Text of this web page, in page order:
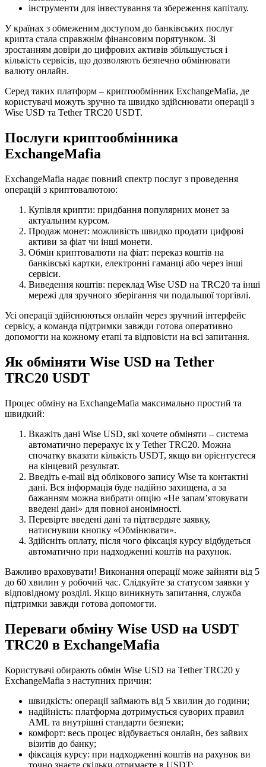
інструменти для інвестування та збереження капіталу.
У країнах з обмеженим доступом до банківських послуг
крипта стала справжнім фінансовим порятунком. Зі
зростанням довіри до цифрових активів збільшується і
кількість сервісів, що дозволяють безпечно обмінювати
валюту онлайн.
Серед таких платформ – криптообмінник ExchangeMafia, де
користувачі можуть зручно та швидко здійснювати операції з
Wise USD та Tether TRC20 USDT.
Послуги криптообмінника
ExchangeMafia
ExchangeMafia надає повний спектр послуг з проведення
операцій з криптовалютою:
Купівля крипти: придбання популярних монет за
актуальним курсом.
Продаж монет: можливість швидко продати цифрові
активи за фіат чи інші монети.
Обмін криптовалюти на фіат: переказ коштів на
банківські картки, електронні гаманці або через інші
сервіси.
Виведення коштів: переклад Wise USD на TRC20 та інші
мережі для зручного зберігання чи подальшої торгівлі.
Усі операції здійснюються онлайн через зручний інтерфейс
сервісу, а команда підтримки завжди готова оперативно
допомогти на кожному етапі та відповісти на всі запитання.
Як обміняти Wise USD на Tether
TRC20 USDT
Процес обміну на ExchangeMafia максимально простий та
швидкий:
Вкажіть дані Wise USD, які хочете обміняти – система
автоматично перерахує їх у Tether TRC20. Можна
спочатку вказати кількість USDT, якщо ви орієнтуєтеся
на кінцевий результат.
Введіть e-mail від облікового запису Wise та контактні
дані. Вся інформація буде надійно захищена, а за
бажанням можна вибрати опцію «Не запам’ятовувати
введені дані» для повної анонімності.
Перевірте введені дані та підтвердьте заявку,
натиснувши кнопку «Обмінювати».
Здійсніть оплату, після чого фіксація курсу відбудеться
автоматично при надходженні коштів на рахунок.
Важливо враховувати! Виконання операції може зайняти від 5
до 60 хвилин у робочий час. Слідкуйте за статусом заявки у
відповідному розділі. Якщо виникнуть запитання, служба
підтримки завжди готова допомогти.
Переваги обміну Wise USD на USDT
TRC20 в ExchangeMafia
Користувачі обирають обмін Wise USD на Tether TRC20 у
ExchangeMafia з наступних причин:
швидкість: операції займають від 5 хвилин до години;
надійність: платформа дотримується суворих правил
AML та внутрішні стандарти безпеки;
комфорт: весь процес відбувається онлайн, без зайвих
візитів до банку;
фіксація курсу: при надходженні коштів на рахунок ви
точно знаєте скільки отримаєте в USDT;